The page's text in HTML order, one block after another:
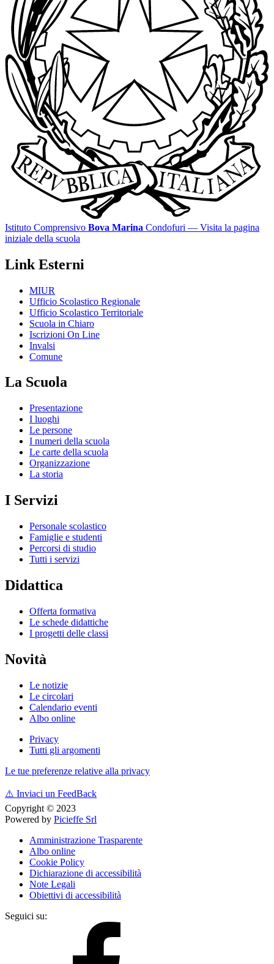
Istituto Comprensivo Bova Marina Condofuri — Visita la pagina
iniziale della scuola
Link Esterni
MIUR
Ufficio Scolastico Regionale
Ufficio Scolastico Territoriale
Scuola in Chiaro
Iscrizioni On Line
Invalsi
Comune
La Scuola
Presentazione
I luoghi
Le persone
I numeri della scuola
Le carte della scuola
Organizzazione
La storia
I Servizi
Personale scolastico
Famiglie e studenti
Percorsi di studio
Tutti i servizi
Didattica
Offerta formativa
Le schede didattiche
I progetti delle classi
Novità
Le notizie
Le circolari
Calendario eventi
Albo online
Privacy
Tutti gli argomenti
Le tue preferenze relative alla privacy
⚠️ Inviaci un FeedBack
Copyright © 2023
Powered by Picieffe Srl
Amministrazione Trasparente
Albo online
Cookie Policy
Dichiarazione di accessibilità
Note Legali
Obiettivi di accessibilità
Seguici su: